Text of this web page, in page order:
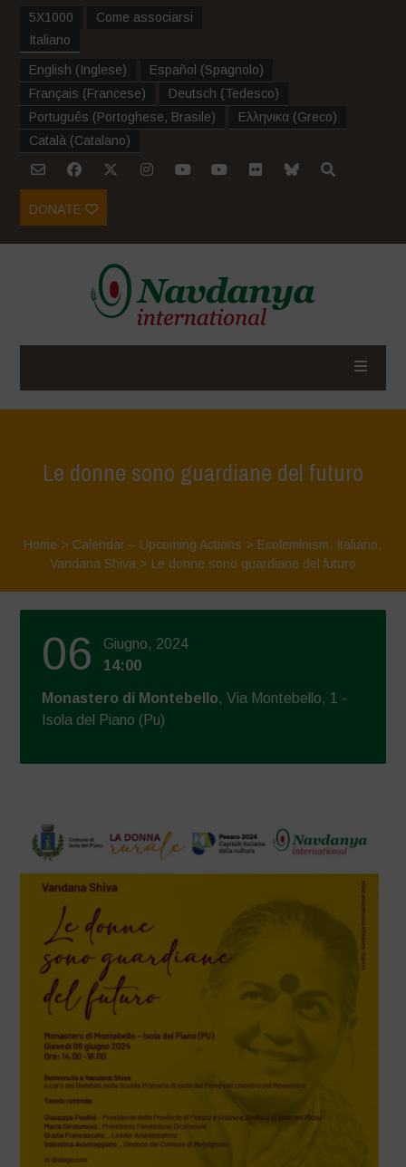
5X1000
Come associarsi
Italiano
English (Inglese) Español (Spagnolo)
Français (Francese) Deutsch (Tedesco)
Português (Portoghese, Brasile) Ελληνικα (Greco)
Català (Catalano)
DONATE
Le donne sono guardiane del futuro
Home > Calendar – Upcoming Actions > Ecofeminism, Italiano,
Vandana Shiva > Le donne sono guardiane del futuro
06
Giugno, 2024
14:00
Monastero di Montebello, Via Montebello, 1 -
Isola del Piano (Pu)